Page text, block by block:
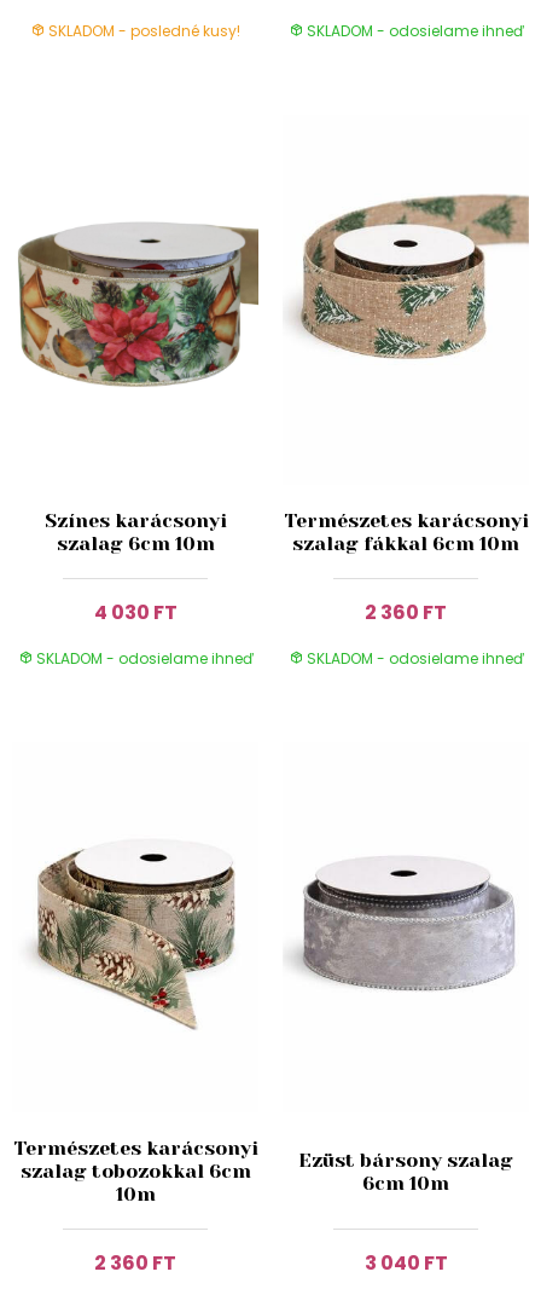
SKLADOM - posledné kusy! SKLADOM - odosielame ihneď
Színes karácsonyi
szalag 6cm 10m
4 030 FT
SKLADOM - odosielame ihneď
Természetes karácsonyi
szalag fákkal 6cm 10m
2 360 FT
SKLADOM - odosielame ihneď
Természetes karácsonyi
szalag tobozokkal 6cm
10m
2 360 FT
Ezüst bársony szalag
6cm 10m
3 040 FT